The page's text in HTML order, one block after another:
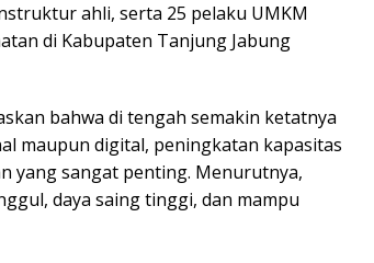
ahli, serta 25 pelaku UMKM
di Kabupaten Tanjung Jabung
bahwa di tengah semakin ketatnya
maupun digital, peningkatan kapasitas
yang sangat penting. Menurutnya,
daya saing tinggi, dan mampu